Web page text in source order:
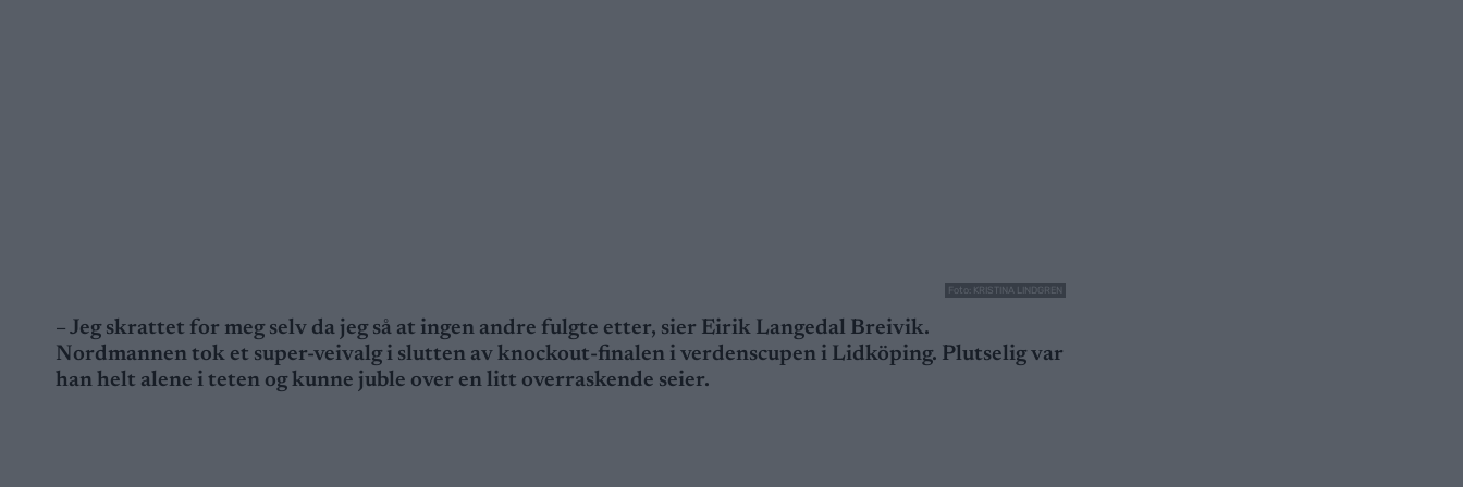
Foto: KRISTINA LINDGREN
– Jeg skrattet for meg selv da jeg så at ingen andre fulgte etter, sier Eirik Langedal Breivik.
Nordmannen tok et super-veivalg i slutten av knockout-finalen i verdenscupen i Lidköping. Plutselig var
han helt alene i teten og kunne juble over en litt overraskende seier.